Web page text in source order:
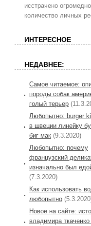
исстрачено
количество личных
ИНТЕРЕСНОЕ
НЕДАВНЕЕ:
Самое читаемое:
породы собак
голый терьер
Любопытно: burger
в швеции линейку
биг мак (9.3.2020)
Любопытно: почему
французский
изначально был
(7.3.2020)
Как использовать
любопытно
Новое на сайте:
владимира